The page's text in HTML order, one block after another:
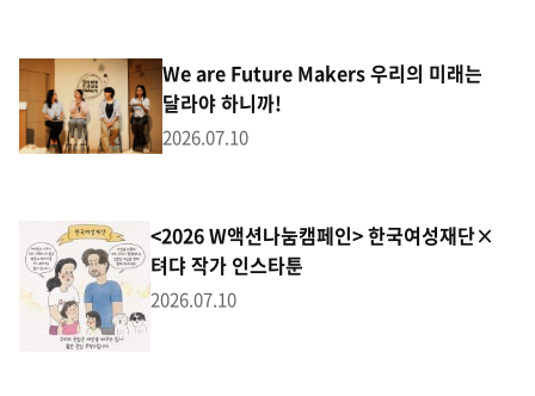
We are Future Makers 우리의 미래는
달라야 하니까!
2026.07.10
<2026 W액션나눔캠페인> 한국여성재단×
텨댜 작가 인스타툰
2026.07.10